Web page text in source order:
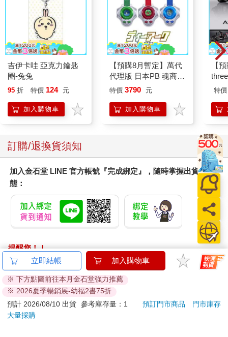
吉伊卡哇 亞克力鑰匙
圈-兔兔
95 折 特價 124 元
加入購物車
【預購8月暫定】萬代
代理版 日本PB 魂商店
限定 數碼寶貝 D-ARK
特價 3790 元
加入購物車
【
VA
特價
訂購/退換貨須知
加入金石堂 LINE 官方帳號『完成綁定』，隨時掌握出貨動
態：
提醒您！！
金石堂及銀行均不會請您操作ATM! 如接獲電話要求您前往
ATM提款機，請不要聽從指示，以免受騙上當！
退換貨須知：
**提醒您，鑑賞期不等於試用期，退回商品須為全新狀態**
依據「消費者保護法」第19條及行政院消費者保護處公告之
立即結帳 加入購物車
※ 下方點圖前往本月金石堂強力推薦
※ 2026夏季暢銷展-幼福2書75折
預計 2026/08/10 出貨 參考庫存量：1 預訂門市商品
門市庫存
大量採購